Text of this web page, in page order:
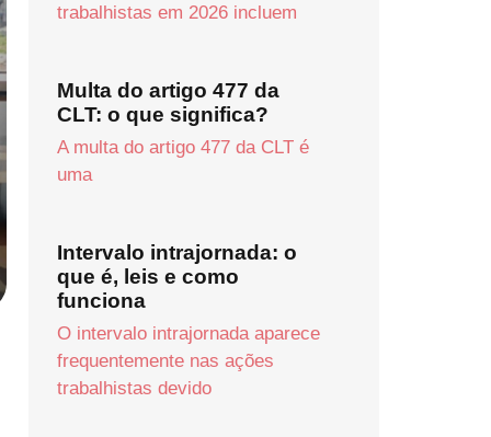
trabalhistas em 2026 incluem
Multa do artigo 477 da
CLT: o que significa?
A multa do artigo 477 da CLT é
uma
Intervalo intrajornada: o
que é, leis e como
funciona
O intervalo intrajornada aparece
frequentemente nas ações
trabalhistas devido